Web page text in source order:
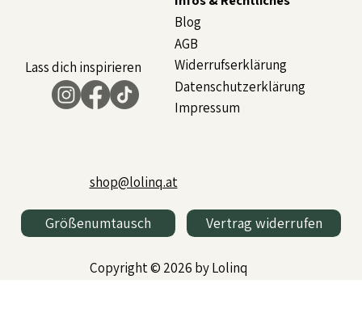
shop@lolinq.at
Größenumtausch Vertrag widerrufen
Copyright © 2026 by Lolinq
Blog
AGB
Widerrufserklärung
Datenschutzerklärung
Impressum
Lass dich inspirieren